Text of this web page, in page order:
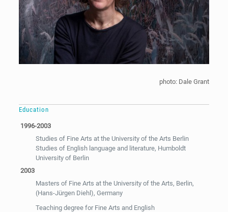
photo: Dale Grant
Education
1996-2003
Studies of Fine Arts at the University of the Arts Berlin
Studies of English language and literature, Humboldt
University of Berlin
2003
Masters of Fine Arts at the University of the Arts, Berlin,
(Hans-Jürgen Diehl), Germany
Teaching degree for Fine Arts and English